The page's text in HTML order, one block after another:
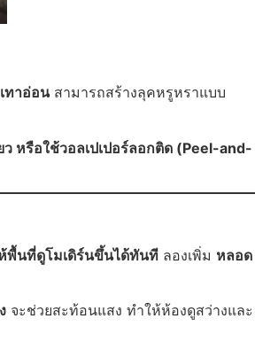
ทาอ่อนสามารถสร้างลุคหรูหราแบบ
หรือใช้วอลเปเปอร์ลอกติด (Peel-and-
พื้นที่ดูโมเดิร์นขึ้นได้ทันที ลองเพิ่ม หลอด
จะช่วยสะท้อนแสง ทำให้ห้องดูสว่างและ